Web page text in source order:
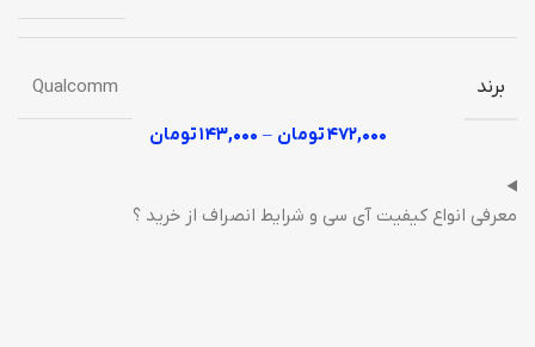
برند
Qualcomm
۴۷۲,۰۰۰تومان – ۱۴۳,۰۰۰تومان
معرفی انواع کیفیت آی سی و شرایط انصراف از خرید ؟